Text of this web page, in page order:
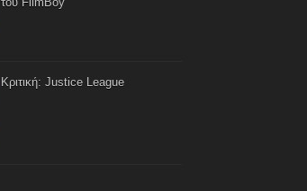
Κριτική: Justice League